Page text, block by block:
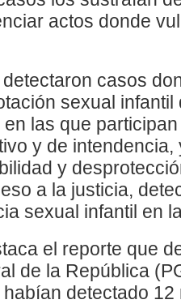
actos donde
casos
sexual
las que
y de
y
a la justicia,
sexual infantil en
el reporte que
de la República
detectado